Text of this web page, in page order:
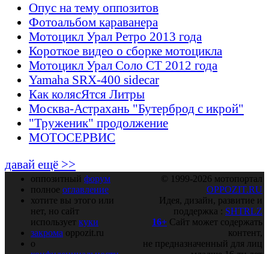
Опус на тему оппозитов
Фотоальбом караванера
Мотоцикл Урал Ретро 2013 года
Короткое видео о сборке мотоцикла
Мотоцикл Урал Соло СТ 2012 года
Yamaha SRX-400 sidecar
Как колясЯтся Литры
Москва-Астрахань "Бутерброд с икрой"
"Труженик" продолжение
МОТОСЕРВИС
давай ещё >>
оппозитный форум
полное оглавление
хотите вы этого или
нет, но сайт
использует куки
закрома oppozit.ru
о
© 1999-2026 мотопортал
OPPOZIT.RU
Идея, дизайн, развитие и
поддержка : SHTRLZ
16+ Сайт может содержать
контент,
не предназначенный для лиц